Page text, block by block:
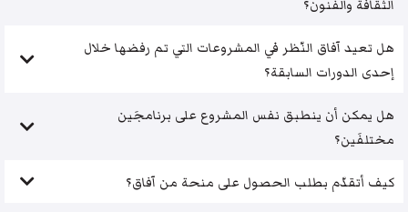
هل تعيد آفاق النّظر في المشروعات التي تم رفضها خلال
إحدى الدورات السابقة؟
هل يمكن أن ينطبق نفس المشروع على برنامجَين
مختلفَين؟
كيف أتقدّم بطلب الحصول على منحة من آفاق؟